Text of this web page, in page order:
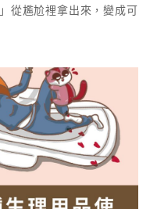
從尷尬裡拿出來，變成可